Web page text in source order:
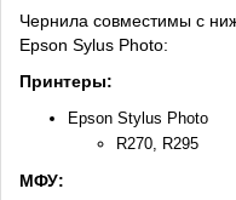
Чернила совместимы с
Epson Sylus Photo:
Принтеры:
Epson Stylus Photo
R270, R295
МФУ: